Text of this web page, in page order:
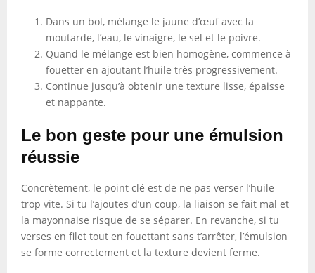
Dans un bol, mélange le jaune d’œuf avec la
moutarde, l’eau, le vinaigre, le sel et le poivre.
Quand le mélange est bien homogène, commence à
fouetter en ajoutant l’huile très progressivement.
Continue jusqu’à obtenir une texture lisse, épaisse
et nappante.
Le bon geste pour une émulsion
réussie
Concrètement, le point clé est de ne pas verser l’huile
trop vite. Si tu l’ajoutes d’un coup, la liaison se fait mal et
la mayonnaise risque de se séparer. En revanche, si tu
verses en filet tout en fouettant sans t’arrêter, l’émulsion
se forme correctement et la texture devient ferme.